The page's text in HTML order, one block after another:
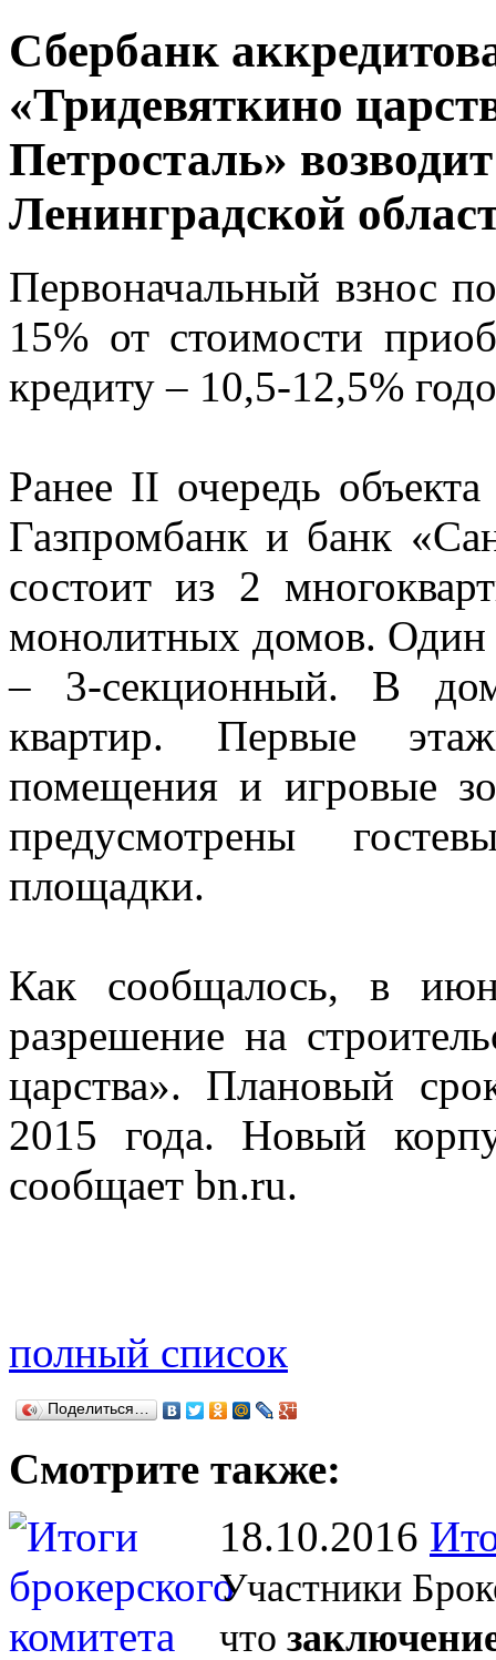
Сбербанк
«Тридевяткино
Петросталь»
Ленинградской
Первоначальный взнос
15% от стоимости
кредиту – 10,5-12,5%
Ранее II очередь
Газпромбанк и банк
состоит из 2
монолитных домов. Один
– 3-секционный. В
квартир. Первые
помещения и игровые
предусмотрены
площадки.
Как сообщалось, в
разрешение на
царства». Плановый
2015 года. Новый
сообщает bn.ru.
полный список
Поделиться…
Смотрите также:
18.10.2016
Участники
что